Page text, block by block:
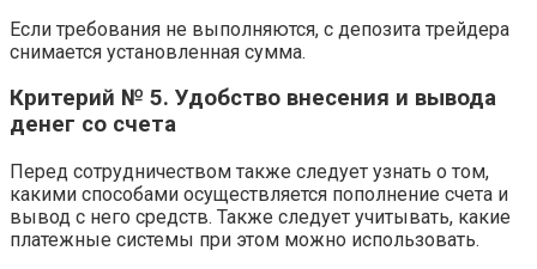
Если требования не выполняются, с депозита трейдера
снимается установленная сумма.
Критерий № 5. Удобство внесения и вывода
денег со счета
Перед сотрудничеством также следует узнать о том,
какими способами осуществляется пополнение счета и
вывод с него средств. Также следует учитывать, какие
платежные системы при этом можно использовать.